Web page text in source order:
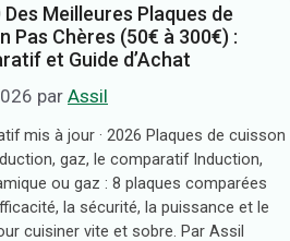
Des Meilleures Plaques de
Pas Chères (50€ à 300€) :
et Guide d’Achat
par Assil
mis à jour · 2026 Plaques de cuisson
gaz, le comparatif Induction,
ou gaz : 8 plaques comparées
la sécurité, la puissance et le
cuisiner vite et sobre. Par Assil